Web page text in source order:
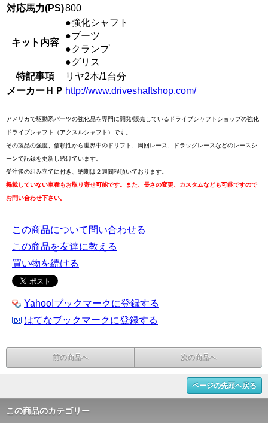
対応馬力(PS)800
キット内容
●強化シャフト
●ブーツ
●クランプ
●グリス
特記事項
リヤ2本/1台分
メーカーＨＰ http://www.driveshaftshop.com/
アメリカで駆動系パーツの強化品を専門に開発/販売しているドライブシャフトショップの強化
ドライブシャフト（アクスルシャフト）です。
その製品の強度、信頼性から世界中のドリフト、周回レース、ドラッグレースなどのレースシ
ーンで記録を更新し続けています。
受注後の組み立てに付き、納期は２週間程頂いております。
掲載していない車種もお取り寄せ可能です。また、長さの変更、カスタムなども可能ですので
お問い合わせ下さい。
この商品について問い合わせる
この商品を友達に教える
買い物を続ける
Yahoo!ブックマークに登録する
はてなブックマークに登録する
前の商品へ 次の商品へ
ページの先頭へ戻る
この商品のカテゴリー